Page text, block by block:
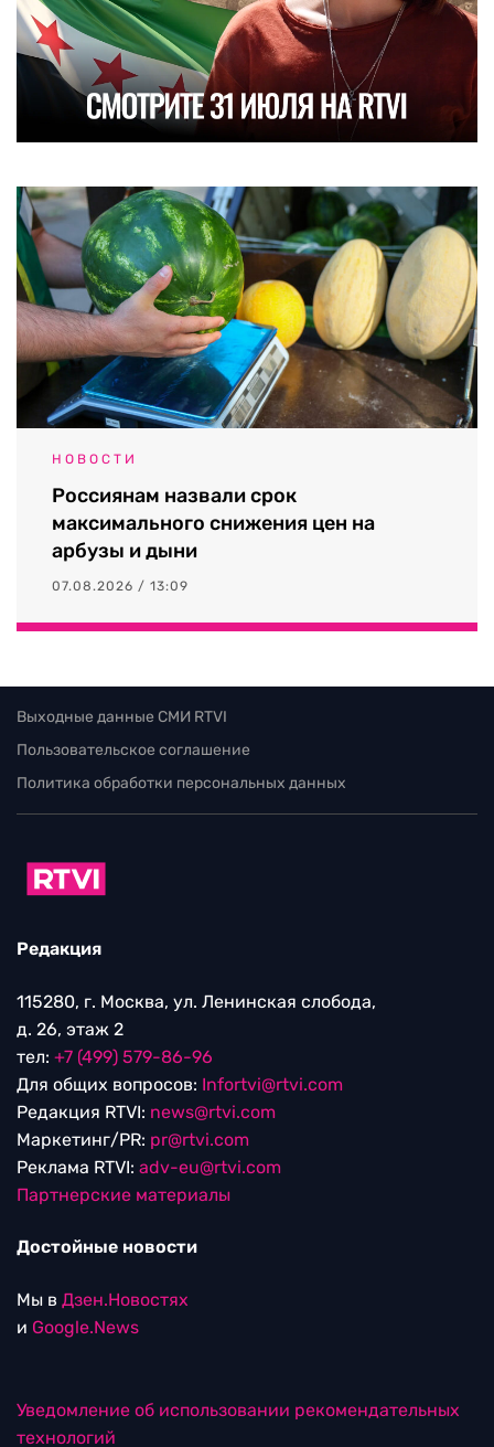
НОВОСТИ
Россиянам назвали срок
максимального снижения цен на
арбузы и дыни
07.08.2026 / 13:09
Выходные данные СМИ RTVI
Пользовательское соглашение
Политика обработки персональных данных
Редакция
115280, г. Москва, ул. Ленинская слобода,
д. 26, этаж 2
тел: +7 (499) 579-86-96
Для общих вопросов: Infortvi@rtvi.com
Редакция RTVI: news@rtvi.com
Маркетинг/PR: pr@rtvi.com
Реклама RTVI: adv-eu@rtvi.com
Партнерские материалы
Достойные новости
Мы в Дзен.Новостях
и Google.News
Уведомление об использовании рекомендательных
технологий